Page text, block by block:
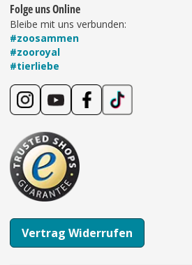
Folge uns Online
Bleibe mit uns verbunden:
#zoosammen
#zooroyal
#tierliebe
Vertrag Widerrufen